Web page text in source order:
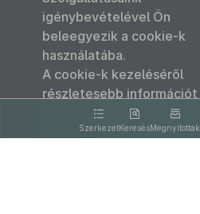
SzerkezetKeresésMegnyitottak
igénybevételével Ön
beleegyezik a cookie-k
használatába.
A cookie-k kezeléséről
részletesebb információt
kattintva olvashat.